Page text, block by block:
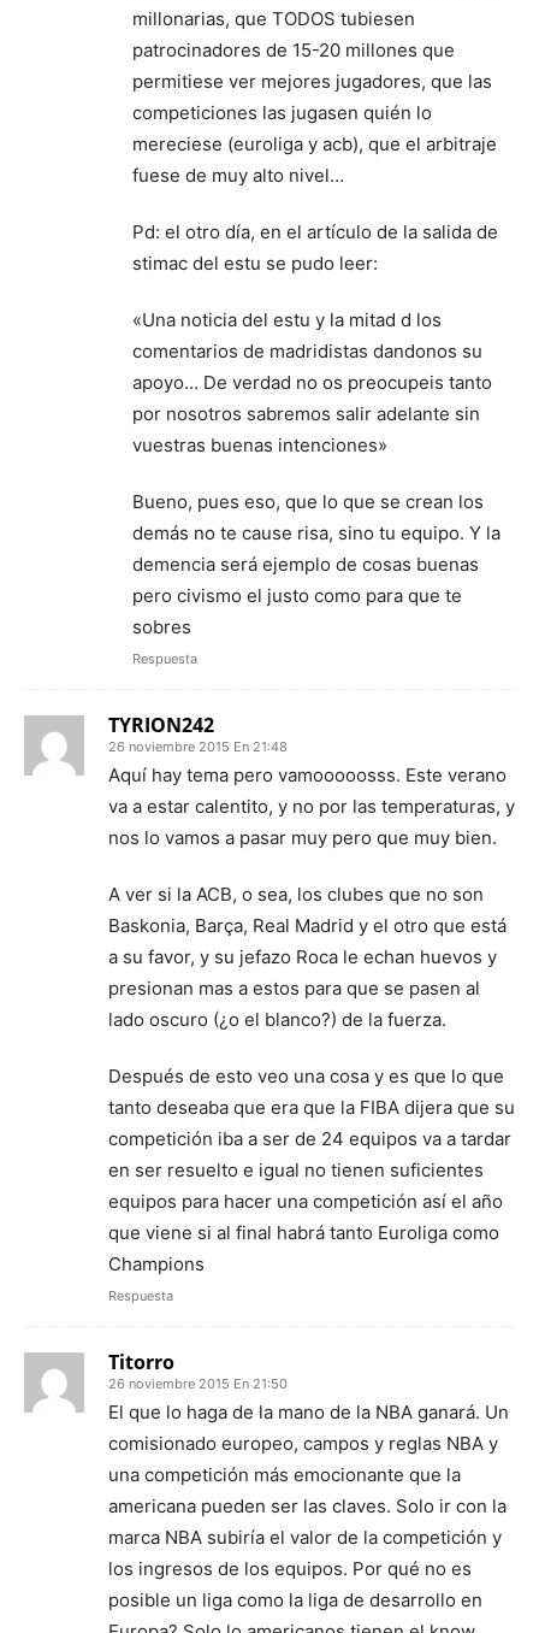
millonarias, que TODOS tubiesen
patrocinadores de 15-20 millones que
permitiese ver mejores jugadores, que las
competiciones las jugasen quién lo
mereciese (euroliga y acb), que el arbitraje
fuese de muy alto nivel…
Pd: el otro día, en el artículo de la salida de
stimac del estu se pudo leer:
«Una noticia del estu y la mitad d los
comentarios de madridistas dandonos su
apoyo… De verdad no os preocupeis tanto
por nosotros sabremos salir adelante sin
vuestras buenas intenciones»
Bueno, pues eso, que lo que se crean los
demás no te cause risa, sino tu equipo. Y la
demencia será ejemplo de cosas buenas
pero civismo el justo como para que te
sobres
Respuesta
TYRION242
26 noviembre 2015 En 21:48
Aquí hay tema pero vamooooosss. Este verano
va a estar calentito, y no por las temperaturas, y
nos lo vamos a pasar muy pero que muy bien.
A ver si la ACB, o sea, los clubes que no son
Baskonia, Barça, Real Madrid y el otro que está
a su favor, y su jefazo Roca le echan huevos y
presionan mas a estos para que se pasen al
lado oscuro (¿o el blanco?) de la fuerza.
Después de esto veo una cosa y es que lo que
tanto deseaba que era que la FIBA dijera que su
competición iba a ser de 24 equipos va a tardar
en ser resuelto e igual no tienen suficientes
equipos para hacer una competición así el año
que viene si al final habrá tanto Euroliga como
Champions
Respuesta
Titorro
26 noviembre 2015 En 21:50
El que lo haga de la mano de la NBA ganará. Un
comisionado europeo, campos y reglas NBA y
una competición más emocionante que la
americana pueden ser las claves. Solo ir con la
marca NBA subiría el valor de la competición y
los ingresos de los equipos. Por qué no es
posible un liga como la liga de desarrollo en